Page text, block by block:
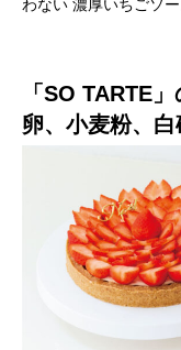
わない 濃厚いちごソ
「SO TARTE
卵、小⻨粉、白